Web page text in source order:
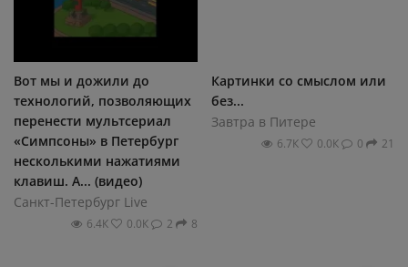
Вот мы и дожили до
технологий, позволяющих
перенести мультсериал
«Симпсоны» в Петербург
несколькими нажатиями
клавиш. А... (видео)
Санкт-Петербург Live
6.4К 0.0К 2 8
Картинки со смыслом или
без...
Завтра в Питере
6.7К 0.0К 0 21